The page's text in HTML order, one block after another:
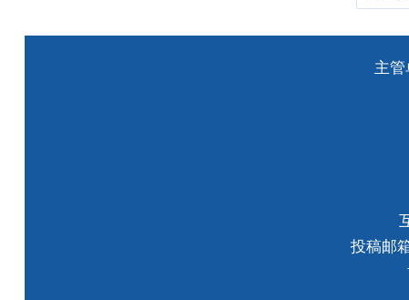
主
投稿邮